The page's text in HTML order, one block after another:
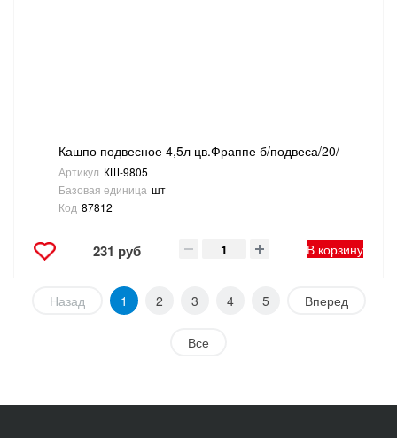
Кашпо подвесное 4,5л цв.Фраппе б/подвеса/20/
Артикул КШ-9805
Базовая единица шт
Код 87812
231 руб В корзину
Назад 1 2 3 4 5 Вперед
Все